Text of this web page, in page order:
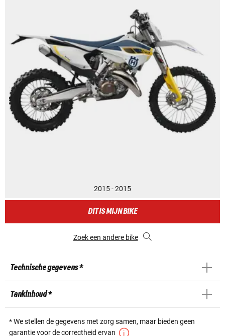
2015 - 2015
DIT IS MIJN BIKE
Zoek een andere bike
Technische gegevens *
Tankinhoud *
* We stellen de gegevens met zorg samen, maar bieden geen
garantie voor de correctheid ervan